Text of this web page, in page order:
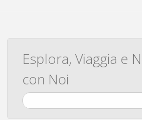
Esplora, Viaggia e
con Noi